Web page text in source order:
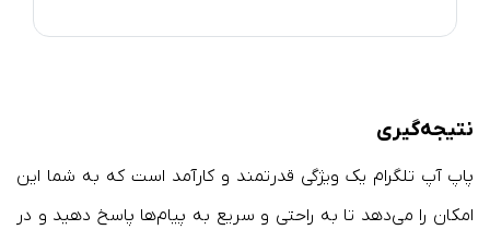
نتیجه‌گیری
پاپ آپ تلگرام یک ویژگی قدرتمند و کارآمد است که به شما این
امکان را می‌دهد تا به راحتی و سریع به پیام‌ها پاسخ دهید و در